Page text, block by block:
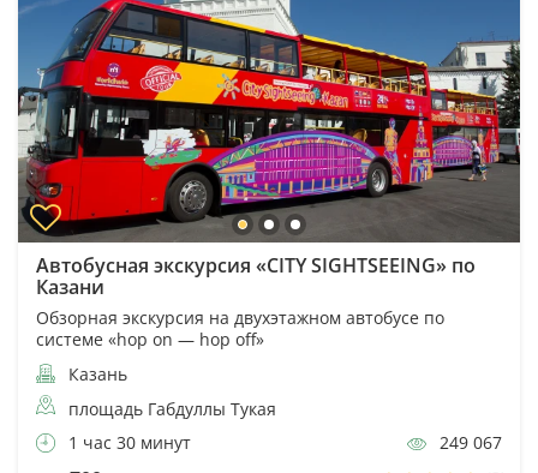
Автобусная экскурсия «CITY SIGHTSEEING» по
Казани
Обзорная экскурсия на двухэтажном автобусе по
системе «hop on — hop off»
Казань
площадь Габдуллы Тукая
1 час 30 минут
249 067